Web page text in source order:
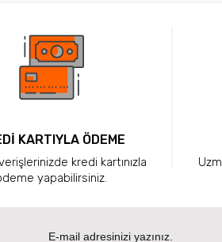
KARTIYLA ÖDEME
kredi kartınızla
yapabilirsiniz.